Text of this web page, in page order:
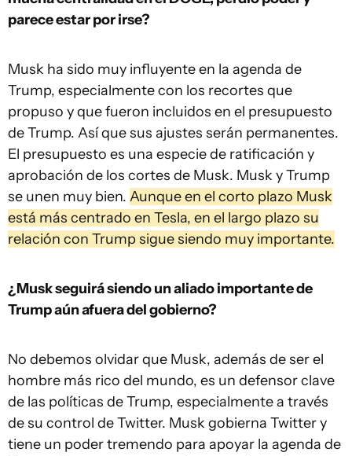
parece estar por irse?
Musk ha sido muy influyente en la agenda de
Trump, especialmente con los recortes que
propuso y que fueron incluidos en el presupuesto
de Trump. Así que sus ajustes serán permanentes.
El presupuesto es una especie de ratificación y
aprobación de los cortes de Musk. Musk y Trump
se unen muy bien. Aunque en el corto plazo Musk
está más centrado en Tesla, en el largo plazo su
relación con Trump sigue siendo muy importante.
¿Musk seguirá siendo un aliado importante de
Trump aún afuera del gobierno?
No debemos olvidar que Musk, además de ser el
hombre más rico del mundo, es un defensor clave
de las políticas de Trump, especialmente a través
de su control de Twitter. Musk gobierna Twitter y
tiene un poder tremendo para apoyar la agenda de